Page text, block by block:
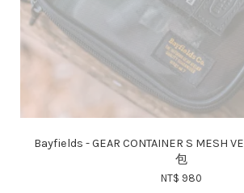
Bayfields - GEAR CONTAINER S MESH
包
NT$ 980